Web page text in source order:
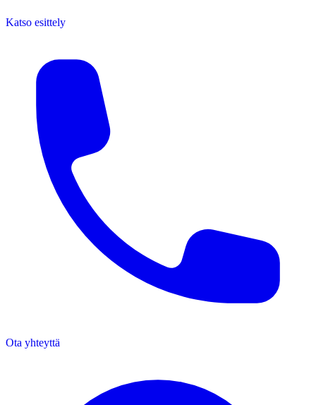
Katso esittely
Ota yhteyttä